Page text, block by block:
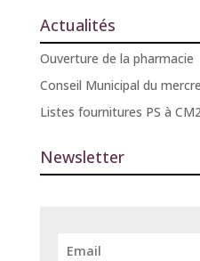
Actualités
Ouverture de la pharmacie
Conseil Municipal du
Listes fournitures PS à
Newsletter